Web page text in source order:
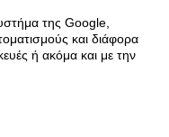
της Google,
και διάφορα
ή ακόμα και με την